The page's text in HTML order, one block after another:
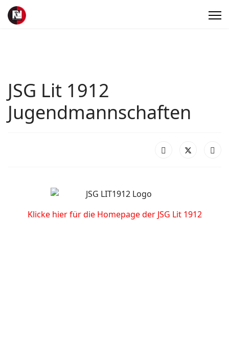
JSG Lit 1912
Jugendmannschaften
Klicke hier für die Homepage der JSG Lit 1912